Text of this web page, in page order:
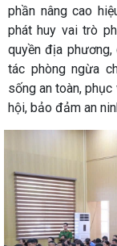
phần nâng cao
phát huy vai trò
quyền địa
tác phòng ngừa
sống an toàn,
hội, bảo đảm an